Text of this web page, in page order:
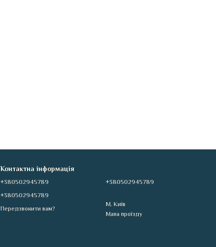
Контактна інформація
+380502945789
+380502945789
Передзвонити вам?
+380502945789
М. Київ
Мапа проїзду